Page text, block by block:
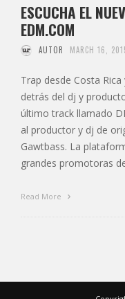
ESCUCHA EL
EDM.COM
AUTOR MARCH 16,
Trap desde Costa
detrás del dj y
último track llamado
al productor y dj de
Gawtbass. La
grandes promotoras
Read More